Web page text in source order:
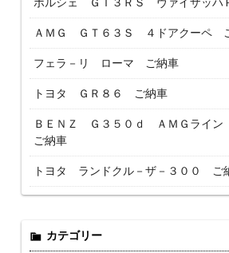
ＡＭＧ ＧＴ６３Ｓ ４ドアクーペ
フェラ－リ ローマ ご納車
トヨタ ＧＲ８６ ご納車
ＢＥＮＺ Ｇ３５０ｄ ＡＭＧライ
ご納車
トヨタ ランドクル－ザ－３００ ご
カテゴリー